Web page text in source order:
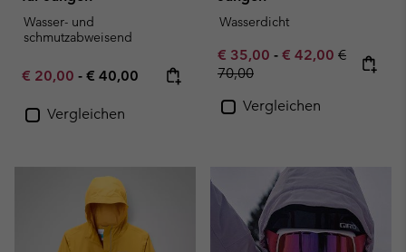
Wasser- und
schmutzabweisend
Minimum sale price:
€ 20,00 - Maximum price:
€ 40,00
Vergleichen
Wasserdicht
Minimum sale price:
€ 35,00 - Maximum sale
€ 42,00 Regular
€
70,00
Vergleichen